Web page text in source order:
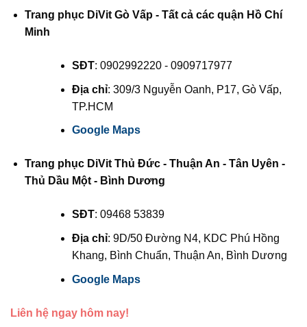
Trang phục DiVit Gò Vấp - Tất cả các quận Hồ Chí
Minh
SĐT: 0902992220 - 0909717977
Địa chỉ: 309/3 Nguyễn Oanh, P17, Gò Vấp,
TP.HCM
Google Maps
Trang phục DiVit Thủ Đức - Thuận An - Tân Uyên -
Thủ Dầu Một - Bình Dương
SĐT: 09468 53839
Địa chỉ: 9D/50 Đường N4, KDC Phú Hồng
Khang, Bình Chuẩn, Thuận An, Bình Dương
Google Maps
Liên hệ ngay hôm nay!